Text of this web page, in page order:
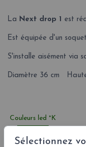
Sélectionnez
La Next drop 1 est
Est équipée d'un
S'installe aisément via
Diamètre 36 cm
Couleurs led °K